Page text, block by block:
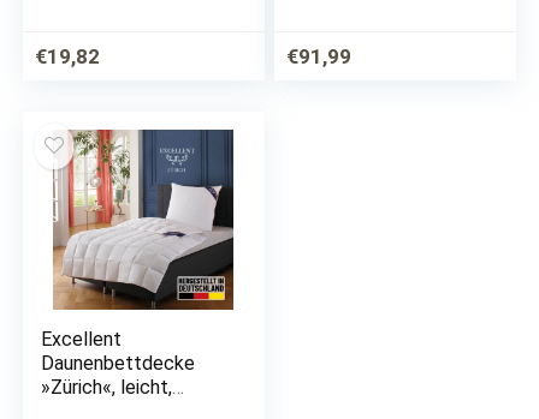
Unschlagbares Preis-
/ Leistungsverhältnis!
€19,82
Baumwolle, (1 St.),
guter
€91,99
Excellent
Daunenbettdecke
»Zürich«, leicht,